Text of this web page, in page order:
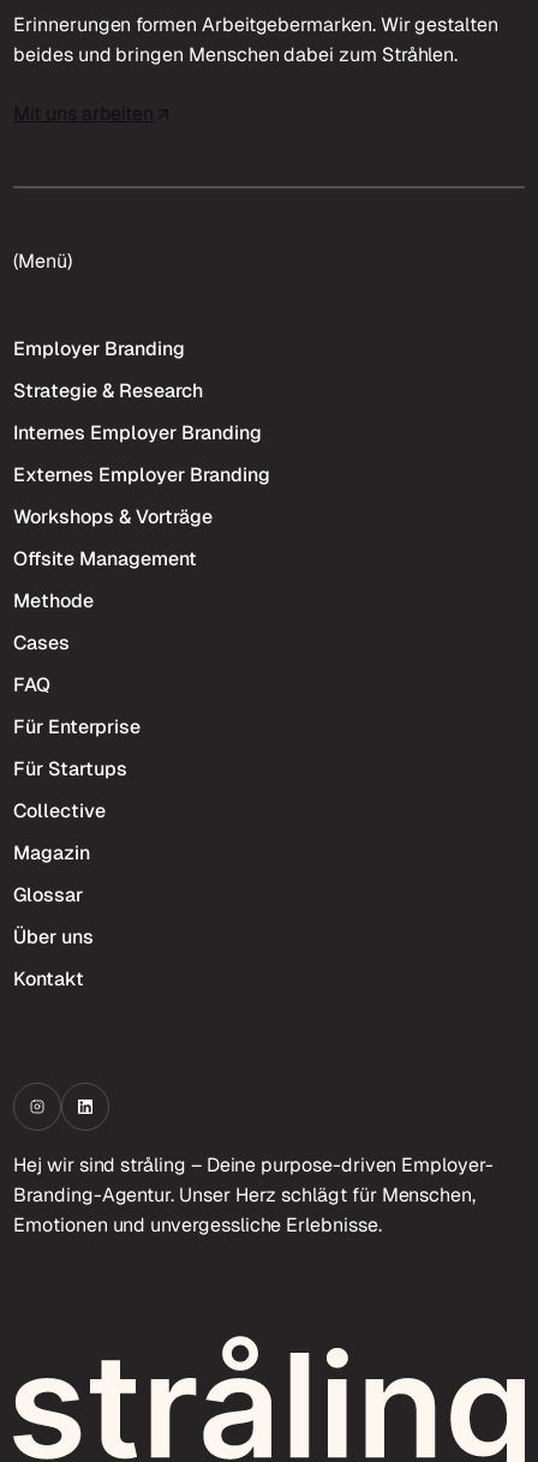
Erinnerungen formen Arbeitgebermarken. Wir gestalten
beides und bringen Menschen dabei zum Stråhlen.
(Menü)
Employer Branding
Strategie & Research
Internes Employer Branding
Externes Employer Branding
Workshops & Vorträge
Offsite Management
Methode
Cases
FAQ
Für Enterprise
Für Startups
Collective
Magazin
Glossar
Über uns
Kontakt
Hej wir sind stråling – Deine purpose-driven Employer-
Branding-Agentur. Unser Herz schlägt für Menschen,
Emotionen und unvergessliche Erlebnisse.